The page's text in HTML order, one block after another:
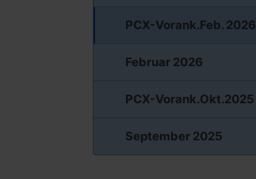
PCX-Vorank.Feb. 2026
Februar 2026
PCX-Vorank.Okt.2025
September 2025